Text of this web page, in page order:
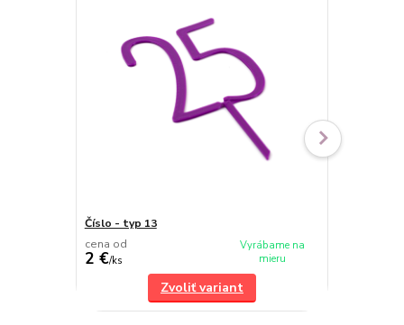
Číslo - typ 13
cena od
2 €/ks
Vyrábame na
mieru
Zvoliť variant